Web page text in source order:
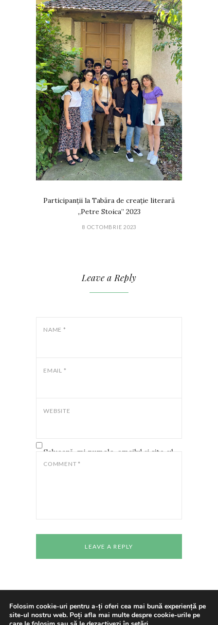
Participanții la Tabăra de creație literară
„Petre Stoica” 2023
8 OCTOMBRIE 2023
Leave a Reply
NAME *
EMAIL *
WEBSITE
Salvează-mi numele, emailul și site-ul
web în acest navigator pentru data
COMMENT *
Copyright © 2024 All rights reserved Casa de
Folosim cookie-uri pentru a-ți oferi cea mai bună experiență pe
site-ul nostru web. Poți afla mai multe despre cookie-urile pe